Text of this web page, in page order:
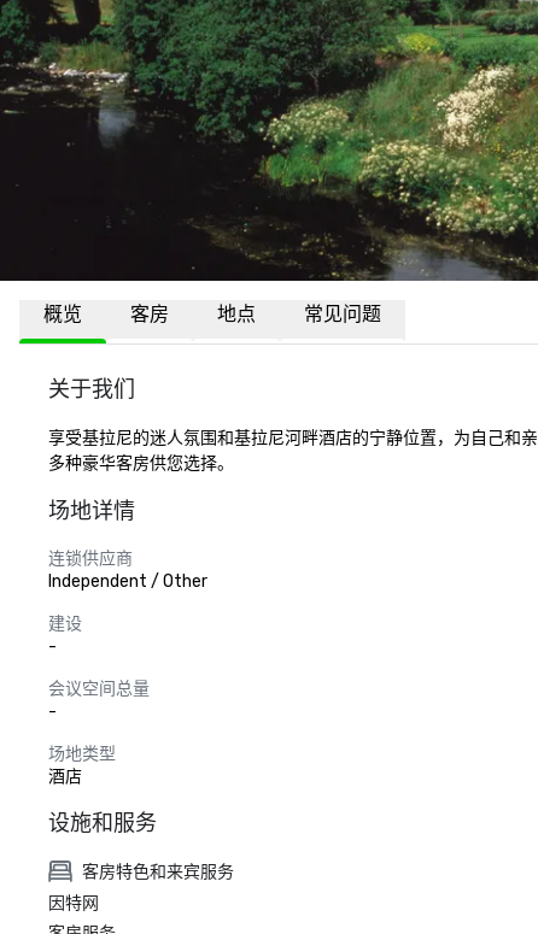
概览 客房 地点 常见问题
关于我们
享受基拉尼的迷人氛围和基拉尼河畔酒店的宁静位置，为自己和
多种豪华客房供您选择。
场地详情
连锁供应商
Independent / Other
建设
-
会议空间总量
-
场地类型
酒店
设施和服务
客房特色和来宾服务
因特网